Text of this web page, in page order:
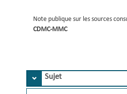
Note publique sur les sources
CDMC-MMC
Sujet